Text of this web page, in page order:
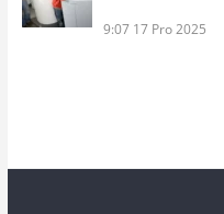
9:07 17 Pro 2025